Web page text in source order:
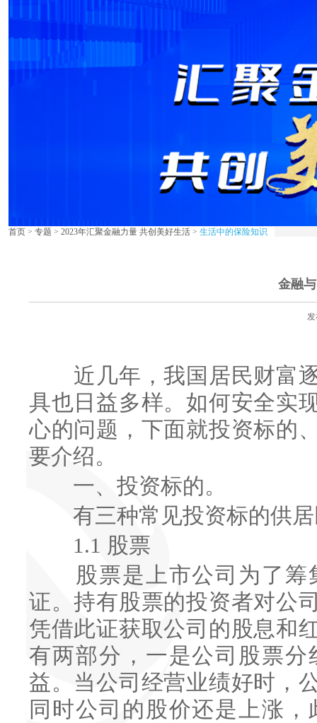
首页 > 专题 > 2023年汇聚金融力量 共创美好生活 > 生活中的保险知识
金融
发
近几年，我国居民财富逐
具也日益多样。如何安全实
心的问题，下面就投资标的
要介绍。
一、投资标的。
有三种常见投资标的供居
1.1 股票
股票是上市公司为了筹
证。持有股票的投资者对公
凭借此证获取公司的股息和
有两部分，一是公司股票
益。当公司经营业绩好时，
同时公司的股价还是上涨